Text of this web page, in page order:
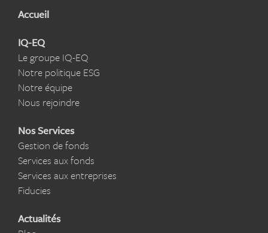
Accueil
IQ-EQ
Le groupe IQ-EQ
Notre politique ESG
Notre équipe
Nous rejoindre
Nos Services
Gestion de fonds
Services aux fonds
Services aux entreprises
Fiducies
Actualités